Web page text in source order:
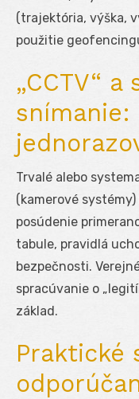
(trajektória, výška,
použitie
„CCTV“
snímanie:
Trvalé alebo
(kamerové
posúdenie
tabule, pravidlá
bezpečnosti.
spracúvanie o
základ.
Praktické